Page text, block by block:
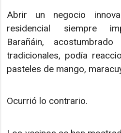
Abrir un negocio
residencial siempre
Barañáin,
tradicionales, podía
pasteles de mango,
Ocurrió lo contrario.